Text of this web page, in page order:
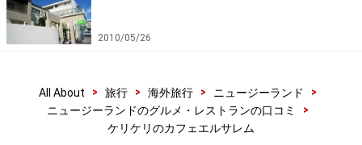
2010/05/26
All About > 旅行 > 海外旅行 > ニュージーランド
>
ニュージーランドのグルメ・レストランの口コミ
>
ケリケリのカフェエルサレム